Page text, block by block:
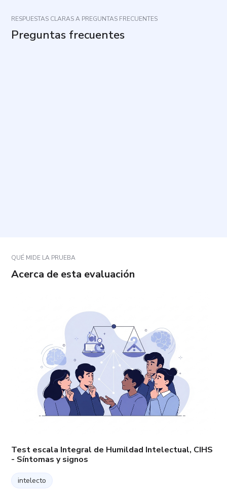
RESPUESTAS CLARAS A PREGUNTAS FRECUENTES
Preguntas frecuentes
QUÉ MIDE LA PRUEBA
Acerca de esta evaluación
Test escala Integral de Humildad Intelectual, CIHS
- Síntomas y signos
intelecto